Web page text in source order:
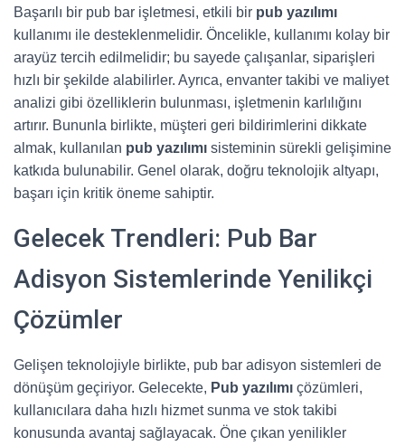
Başarılı bir pub bar işletmesi, etkili bir pub yazılımı
kullanımı ile desteklenmelidir. Öncelikle, kullanımı kolay bir
arayüz tercih edilmelidir; bu sayede çalışanlar, siparişleri
hızlı bir şekilde alabilirler. Ayrıca, envanter takibi ve maliyet
analizi gibi özelliklerin bulunması, işletmenin karlılığını
artırır. Bununla birlikte, müşteri geri bildirimlerini dikkate
almak, kullanılan pub yazılımı sisteminin sürekli gelişimine
katkıda bulunabilir. Genel olarak, doğru teknolojik altyapı,
başarı için kritik öneme sahiptir.
Gelecek Trendleri: Pub Bar
Adisyon Sistemlerinde Yenilikçi
Çözümler
Gelişen teknolojiyle birlikte, pub bar adisyon sistemleri de
dönüşüm geçiriyor. Gelecekte, Pub yazılımı çözümleri,
kullanıcılara daha hızlı hizmet sunma ve stok takibi
konusunda avantaj sağlayacak. Öne çıkan yenilikler